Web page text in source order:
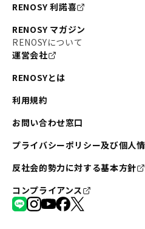
RENOSY 利諾喜
RENOSY マガジン
RENOSYについて
運営会社
RENOSYとは
利用規約
お問い合わせ窓口
プライバシーポリシー及び個人
反社会的勢力に対する基本方針
コンプライアンス